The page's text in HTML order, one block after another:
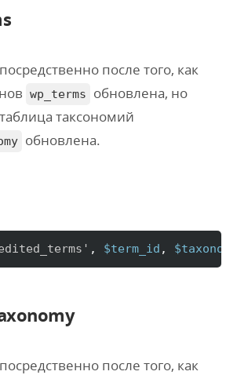
после того, как
wp_terms
обновлена, но
таксономий
обновлена.
, $term_id , $taxonomy
после того, как